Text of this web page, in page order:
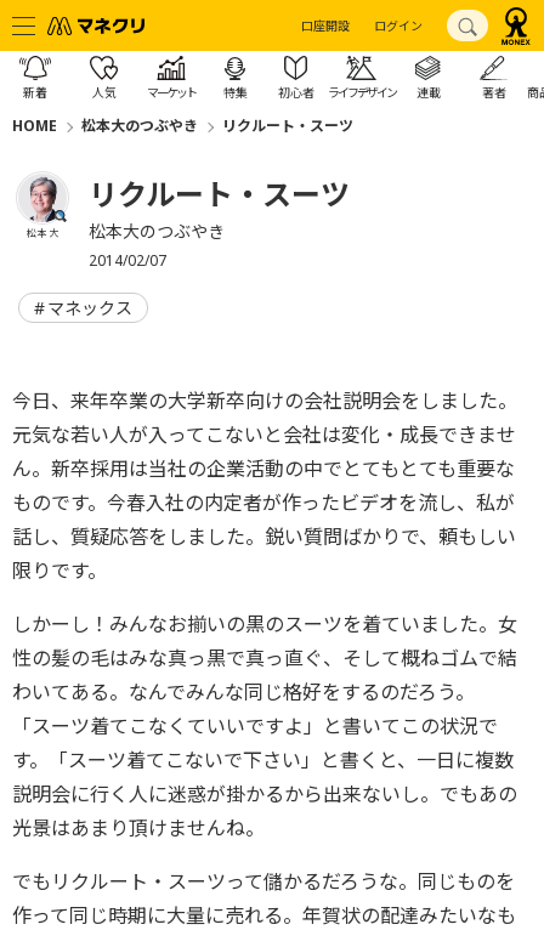
口座開設 ログイン
新着 人気 マーケット 特集 初心者 ライフデザイン 連載 著者 商
HOME 松本大のつぶやき リクルート・スーツ
松本 大
リクルート・スーツ
松本大のつぶやき
2014/02/07
マネックス
今日、来年卒業の大学新卒向けの会社説明会をしました。
元気な若い人が入ってこないと会社は変化・成長できませ
ん。新卒採用は当社の企業活動の中でとてもとても重要な
ものです。今春入社の内定者が作ったビデオを流し、私が
話し、質疑応答をしました。鋭い質問ばかりで、頼もしい
限りです。
しかーし！みんなお揃いの黒のスーツを着ていました。女
性の髪の毛はみな真っ黒で真っ直ぐ、そして概ねゴムで結
わいてある。なんでみんな同じ格好をするのだろう。
「スーツ着てこなくていいですよ」と書いてこの状況で
す。「スーツ着てこないで下さい」と書くと、一日に複数
説明会に行く人に迷惑が掛かるから出来ないし。でもあの
光景はあまり頂けませんね。
でもリクルート・スーツって儲かるだろうな。同じものを
作って同じ時期に大量に売れる。年賀状の配達みたいなも